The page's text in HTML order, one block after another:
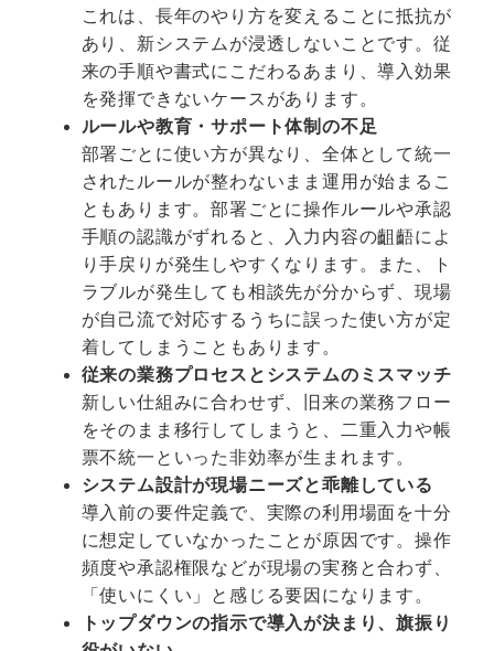
これは、長年のやり方を変えることに抵抗が
あり、新システムが浸透しないことです。従
来の手順や書式にこだわるあまり、導入効果
を発揮できないケースがあります。
ルールや教育・サポート体制の不足
部署ごとに使い方が異なり、全体として統一
されたルールが整わないまま運用が始まるこ
ともあります。部署ごとに操作ルールや承認
手順の認識がずれると、入力内容の齟齬によ
り手戻りが発生しやすくなります。また、ト
ラブルが発生しても相談先が分からず、現場
が自己流で対応するうちに誤った使い方が定
着してしまうこともあります。
従来の業務プロセスとシステムのミスマッチ
新しい仕組みに合わせず、旧来の業務フロー
をそのまま移行してしまうと、二重入力や帳
票不統一といった非効率が生まれます。
システム設計が現場ニーズと乖離している
導入前の要件定義で、実際の利用場面を十分
に想定していなかったことが原因です。操作
頻度や承認権限などが現場の実務と合わず、
「使いにくい」と感じる要因になります。
トップダウンの指示で導入が決まり、旗振り